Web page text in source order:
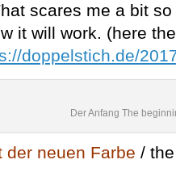
scares me a bit
it will work. (here the
doppelstich.de/
Der Anfang The
der neuen Farbe /